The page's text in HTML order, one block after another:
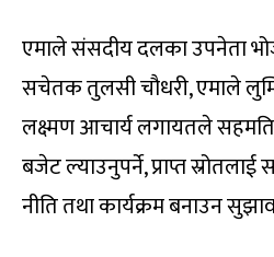
एमाले संसदीय दलका उपनेता
सचेतक तुलसी चौधरी, एमाले
लक्ष्मण आचार्य लगायतले
बजेट ल्याउनुपर्ने, प्राप्त स्रोतलाई
नीति तथा कार्यक्रम बनाउन